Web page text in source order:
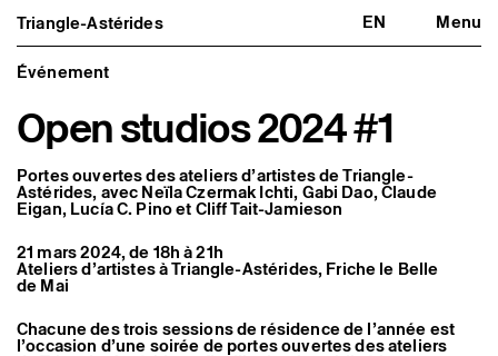
Triangle-Astérides EN Menu
Triangle-Astérides
Centre d’art contemporain
d’intérêt national
et résidence internationale d'artistes
Fermer
Présentation
À propos
Équipe et gouvernance
Partenaires et réseaux
Formation professionnelle
Rapports d'activité
Informations pratiques
Agenda : en cours et à venir
Expositions
Événement
Open studios 2024 #1
Portes ouvertes des ateliers d’artistes de Triangle-
Astérides, avec Neïla Czermak Ichti, Gabi Dao, Claude
Eigan, Lucía C. Pino et Cliff Tait-Jamieson
21 mars 2024, de 18h à 21h
Ateliers d’artistes à Triangle-Astérides, Friche le Belle
de Mai
Chacune des trois sessions de résidence de l’année est
l’occasion d’une soirée de portes ouvertes des ateliers